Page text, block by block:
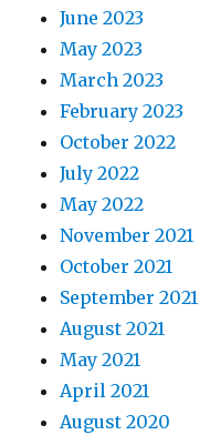
June 2023
May 2023
March 2023
February 2023
October 2022
July 2022
May 2022
November 2021
October 2021
September 2021
August 2021
May 2021
April 2021
August 2020